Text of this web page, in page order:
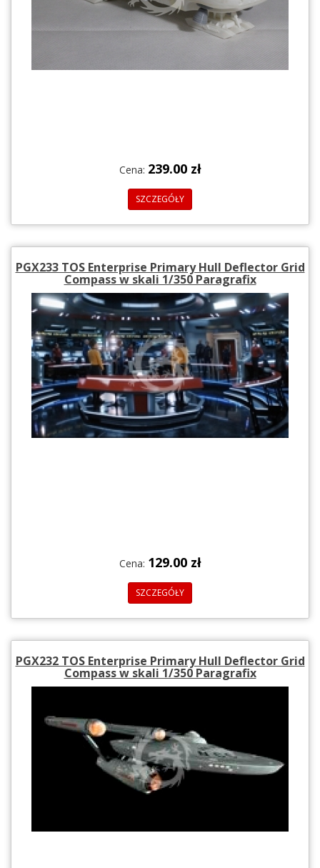
Cena: 239.00 zł
SZCZEGÓŁY
PGX233 TOS Enterprise Primary Hull Deflector Grid
Compass w skali 1/350 Paragrafix
Cena: 129.00 zł
SZCZEGÓŁY
PGX232 TOS Enterprise Primary Hull Deflector Grid
Compass w skali 1/350 Paragrafix